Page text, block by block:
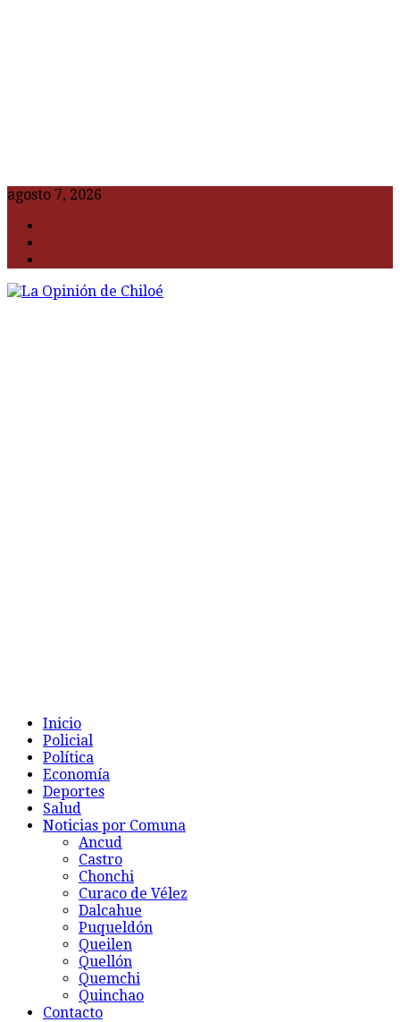
agosto 7, 2026
Inicio
Policial
Política
Economía
Deportes
Salud
Noticias por Comuna
Ancud
Castro
Chonchi
Curaco de Vélez
Dalcahue
Puqueldón
Queilen
Quellón
Quemchi
Quinchao
Contacto